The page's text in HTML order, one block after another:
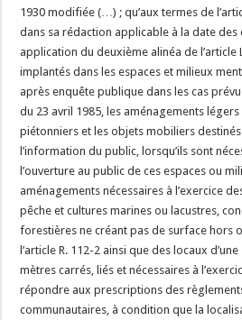
1930 modifiée (…) ; qu’aux termes de
dans sa rédaction applicable à la date des
application du deuxième alinéa de l’article
implantés dans les espaces et milieux
après enquête publique dans les cas
du 23 avril 1985, les aménagements légers
piétonniers et les objets mobiliers destinés
l’information du public, lorsqu’ils sont
l’ouverture au public de ces espaces ou
aménagements nécessaires à l’exercice
pêche et cultures marines ou lacustres,
forestières ne créant pas de surface hors
l’article R. 112-2 ainsi que des locaux
mètres carrés, liés et nécessaires à
répondre aux prescriptions des
communautaires, à condition que la